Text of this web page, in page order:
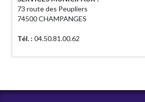
73 route des Peupliers
74500 CHAMPANGES
Tél. : 04.50.81.00.62